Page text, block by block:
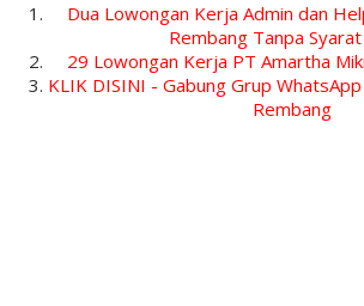
Dua Lowongan Kerja Admin dan
Rembang Tanpa
29 Lowongan Kerja PT Amartha
KLIK DISINI - Gabung Grup
Rembang